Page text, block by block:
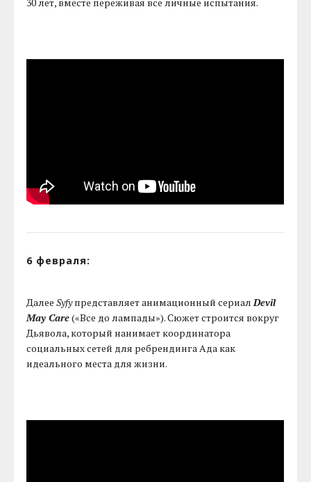
6 февраля:
ДалееSyfyпредставляет анимационный сериалDevil
May Care(«Все до лампады»). Сюжет строится вокруг
Дьявола, который нанимает координатора
социальных сетей для ребрендинга Ада как
идеального места для жизни.